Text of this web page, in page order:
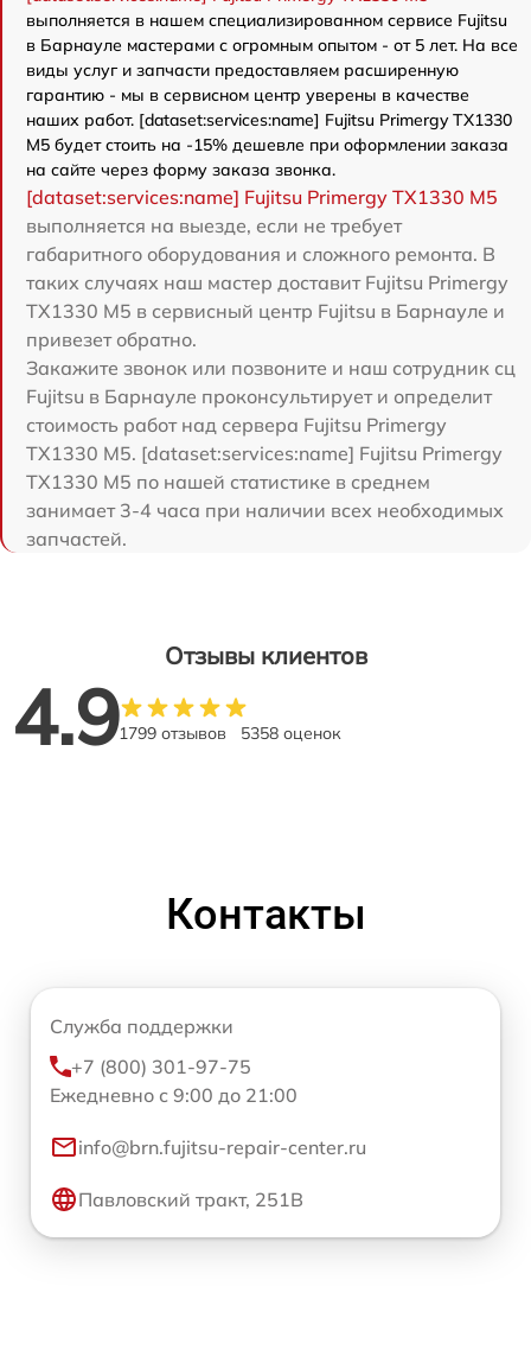
выполняется в нашем специализированном сервисе Fujitsu
в Барнауле мастерами с огромным опытом - от 5 лет. На все
виды услуг и запчасти предоставляем расширенную
гарантию - мы в сервисном центр уверены в качестве
наших работ. [dataset:services:name] Fujitsu Primergy TX1330
M5 будет стоить на -15% дешевле при оформлении заказа
на сайте через форму заказа звонка.
[dataset:services:name] Fujitsu Primergy TX1330 M5
выполняется на выезде, если не требует
габаритного оборудования и сложного ремонта. В
таких случаях наш мастер доставит Fujitsu Primergy
TX1330 M5 в сервисный центр Fujitsu в Барнауле и
привезет обратно.
Закажите звонок или позвоните и наш сотрудник сц
Fujitsu в Барнауле проконсультирует и определит
стоимость работ над сервера Fujitsu Primergy
TX1330 M5. [dataset:services:name] Fujitsu Primergy
TX1330 M5 по нашей статистике в среднем
занимает 3-4 часа при наличии всех необходимых
запчастей.
Отзывы клиентов
4.91799 отзывов 5358 оценок
Контакты
Служба поддержки
+7 (800) 301-97-75
Ежедневно с 9:00 до 21:00
info@brn.fujitsu-repair-center.ru
Павловский тракт, 251В